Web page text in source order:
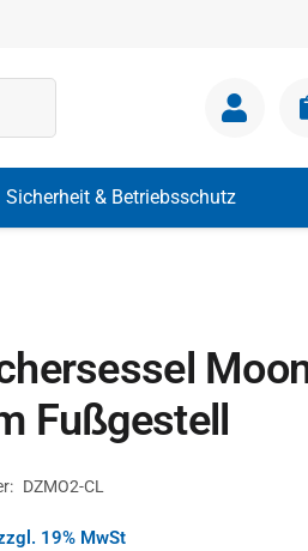
Sicherheit & Betriebsschutz
Fußgestell
DZMO2-CL
19% MwSt